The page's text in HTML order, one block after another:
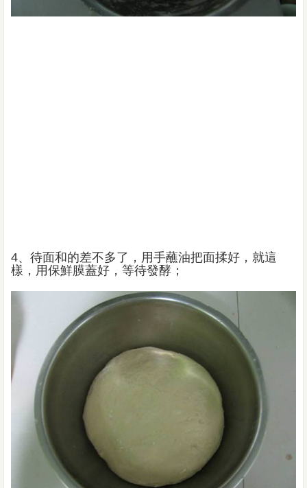
4、待面和的差不多了，用手蘸油把面揉好，就這
樣，用保鮮膜蓋好，等待發酵；